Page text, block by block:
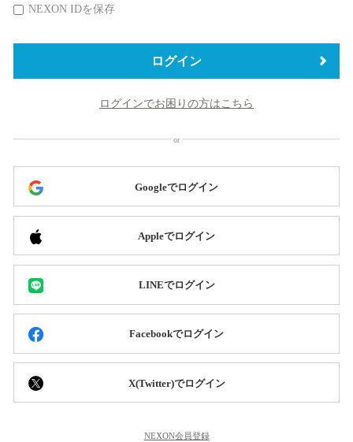
替
NEXON IDを保存
ログイン
ログインでお困りの方はこちら
Googleでログイン
Appleでログイン
LINEでログイン
Facebookでログイン
X(Twitter)でログイン
NEXON会員登録